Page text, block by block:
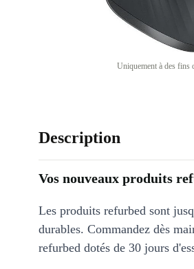
Uniquement à des fins
Description
Vos nouveaux produits
Les produits refurbed sont
durables. Commandez dès
refurbed dotés de 30 jours